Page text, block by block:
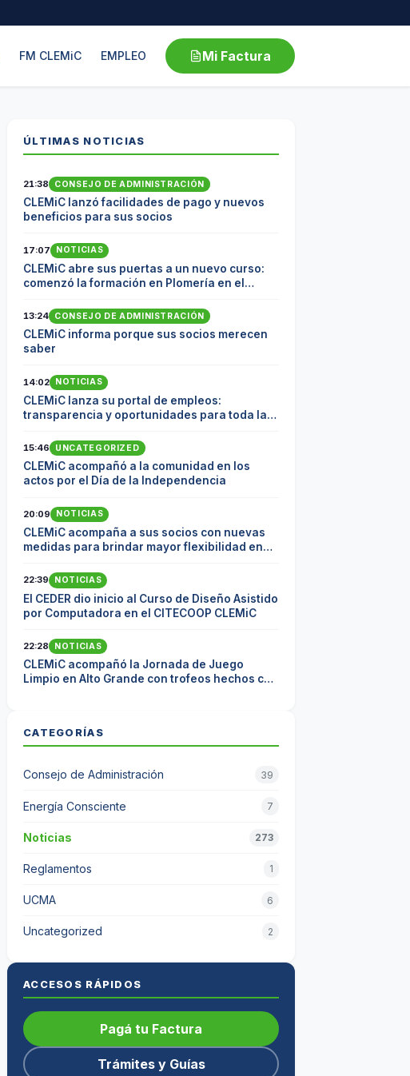
FM CLEMiC EMPLEO Mi Factura
ÚLTIMAS NOTICIAS
21:38 CONSEJO DE ADMINISTRACIÓN
CLEMiC lanzó facilidades de pago y nuevos
beneficios para sus socios
17:07 NOTICIAS
CLEMiC abre sus puertas a un nuevo curso:
comenzó la formación en Plomería en el
13:24 CONSEJO DE ADMINISTRACIÓN
CLEMiC informa porque sus socios merecen
saber
14:02 NOTICIAS
CLEMiC lanza su portal de empleos:
transparencia y oportunidades para toda la
15:46 UNCATEGORIZED
CLEMiC acompañó a la comunidad en los
actos por el Día de la Independencia
20:09 NOTICIAS
CLEMiC acompaña a sus socios con nuevas
medidas para brindar mayor flexibilidad en
22:39 NOTICIAS
El CEDER dio inicio al Curso de Diseño Asistido
por Computadora en el CITECOOP CLEMiC
22:28 NOTICIAS
CLEMiC acompañó la Jornada de Juego
Limpio en Alto Grande con trofeos hechos con
CATEGORÍAS
Consejo de Administración 39
Energía Consciente 7
Noticias 273
Reglamentos 1
UCMA 6
Uncategorized 2
ACCESOS RÁPIDOS
Pagá tu Factura
Trámites y Guías